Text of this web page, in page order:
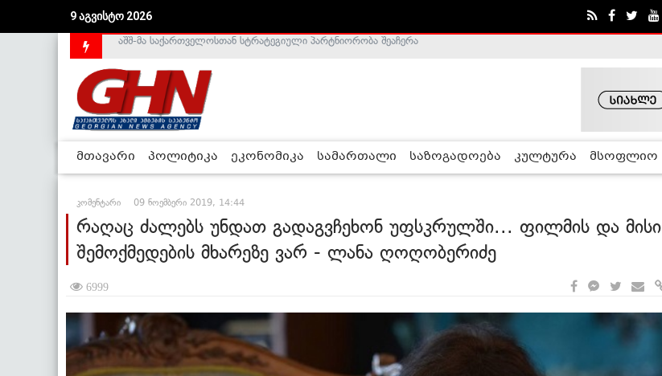
9 აგვისტო 2026
საქართველოს დე-ფაქტო მთავრობა არალეგიტიმურია - ჰელსინკის კომისია
მთავარი პოლიტიკა ეკონომიკა სამართალი საზოგადოება კულტურა მსოფლიო
კომენტარი 09 ნოემბერი 2019, 14:44
რაღაც ძალებს უნდათ გადაგვჩეხონ უფსკრულში... ფილმის და მისი
შემოქმედების მხარეზე ვარ - ლანა ღოღობერიძე
6999